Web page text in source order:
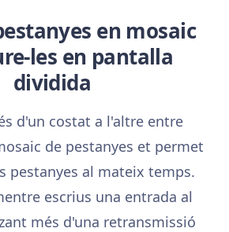
en mosaic
les en pantalla
dividida
d'un costat a l'altre entre
de pestanyes et permet
pestanyes al mateix temps.
escrius una entrada al
més d'una retransmissió